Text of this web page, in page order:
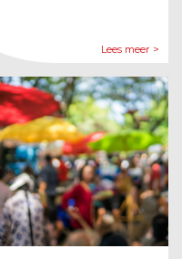
Lees meer >